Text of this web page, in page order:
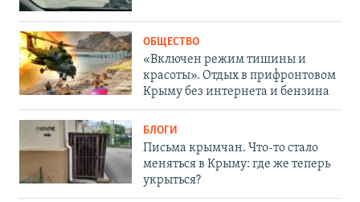
ОБЩЕСТВО
«Включен режим тишины и
красоты». Отдых в прифронтовом
Крыму без интернета и бензина
БЛОГИ
Письма крымчан. Что-то стало
меняться в Крыму: где же теперь
укрыться?